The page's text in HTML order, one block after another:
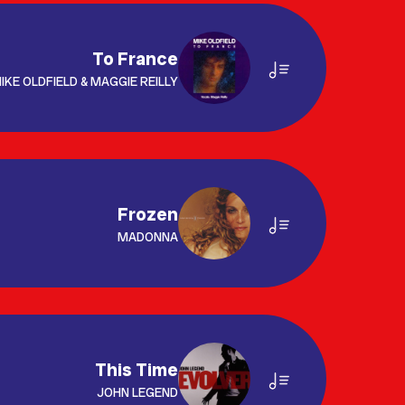
To France
OLDFIELD & MAGGIE REILLY
Frozen
MADONNA
This Time
JOHN LEGEND